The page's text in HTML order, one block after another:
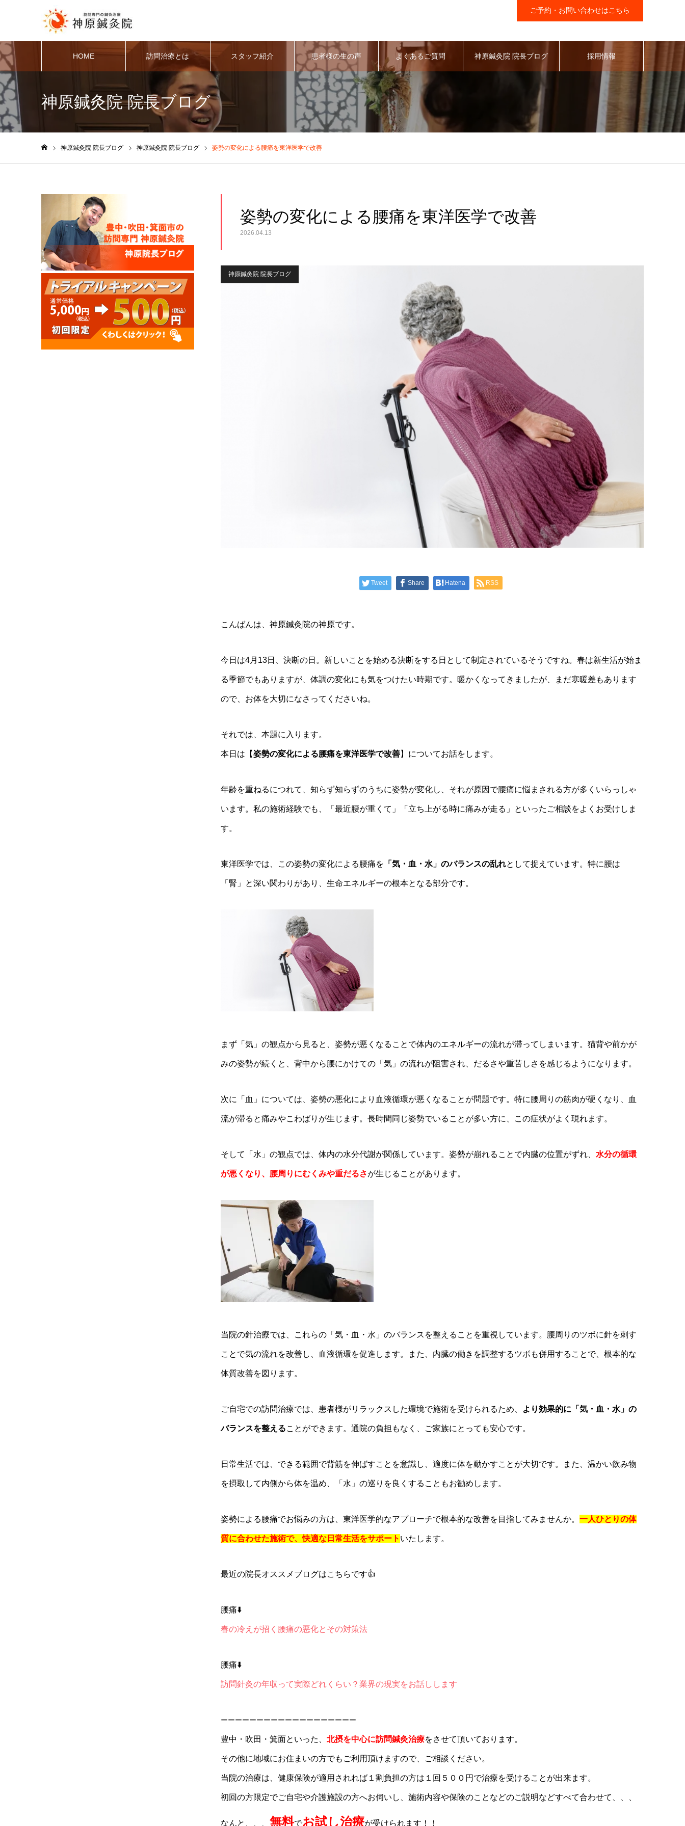
ご予約・お問い合わせはこちら
HOME 訪問治療とは スタッフ紹介 患者様の生の声 よくあるご質問 神原鍼灸院 院長ブログ 採用情報
神原鍼灸院 院長ブログ
神原鍼灸院 院長ブログ 神原鍼灸院 院長ブログ 姿勢の変化による腰痛を東洋医学で改善
姿勢の変化による腰痛を東洋医学で改善
2026.04.13
神原鍼灸院 院長ブログ
Tweet Share Hatena RSS
こんばんは、神原鍼灸院の神原です。
今日は4月13日、決断の日。新しいことを始める決断をする日として制定されているそうですね。春は新生活が始ま
る季節でもありますが、体調の変化にも気をつけたい時期です。暖かくなってきましたが、まだ寒暖差もあります
ので、お体を大切になさってくださいね。
それでは、本題に入ります。
本日は【姿勢の変化による腰痛を東洋医学で改善】についてお話をします。
年齢を重ねるにつれて、知らず知らずのうちに姿勢が変化し、それが原因で腰痛に悩まされる方が多くいらっしゃ
います。私の施術経験でも、「最近腰が重くて」「立ち上がる時に痛みが走る」といったご相談をよくお受けしま
す。
東洋医学では、この姿勢の変化による腰痛を 「気・血・水」のバランスの乱れとして捉えています。特に腰は
「腎」と深い関わりがあり、生命エネルギーの根本となる部分です。
まず「気」の観点から見ると、姿勢が悪くなることで体内のエネルギーの流れが滞ってしまいます。猫背や前かが
みの姿勢が続くと、背中から腰にかけての「気」の流れが阻害され、だるさや重苦しさを感じるようになります。
次に「血」については、姿勢の悪化により血液循環が悪くなることが問題です。特に腰周りの筋肉が硬くなり、血
流が滞ると痛みやこわばりが生じます。長時間同じ姿勢でいることが多い方に、この症状がよく現れます。
そして「水」の観点では、体内の水分代謝が関係しています。姿勢が崩れることで内臓の位置がずれ、 水分の循環
が悪くなり、腰周りにむくみや重だるさが生じることがあります。
当院の針治療では、これらの「気・血・水」のバランスを整えることを重視しています。腰周りのツボに針を刺す
ことで気の流れを改善し、血液循環を促進します。また、内臓の働きを調整するツボも併用することで、根本的な
体質改善を図ります。
ご自宅での訪問治療では、患者様がリラックスした環境で施術を受けられるため、 より効果的に「気・血・水」の
バランスを整えることができます。通院の負担もなく、ご家族にとっても安心です。
日常生活では、できる範囲で背筋を伸ばすことを意識し、適度に体を動かすことが大切です。また、温かい飲み物
を摂取して内側から体を温め、「水」の巡りを良くすることもお勧めします。
姿勢による腰痛でお悩みの方は、東洋医学的なアプローチで根本的な改善を目指してみませんか。 一人ひとりの体
質に合わせた施術で、快適な日常生活をサポート いたします。
最近の院長オススメブログはこちらです👍
腰痛⬇️
春の冷えが招く腰痛の悪化とその対策法
腰痛⬇️
訪問針灸の年収って実際どれくらい？業界の現実をお話しします
ーーーーーーーーーーーーーーーーーーー
豊中・吹田・箕面といった、 北摂を中心に訪問鍼灸治療をさせて頂いております。
その他に地域にお住まいの方でもご利用頂けますので、ご相談ください。
当院の治療は、健康保険が適用されれば１割負担の方は１回５００円で治療を受けることが出来ます。
初回の方限定でご自宅や介護施設の方へお伺いし、施術内容や保険のことなどのご説明などすべて合わせて、、、
なんと、、、 無料でお試し治療が受けられます！！